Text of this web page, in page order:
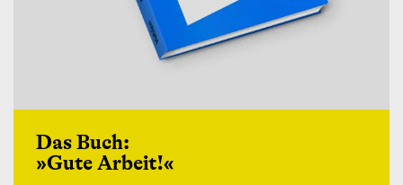
Das Buch:
»Gute Arbeit!«